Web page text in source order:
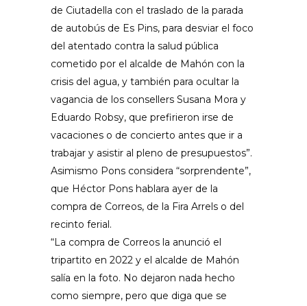
de Ciutadella con el traslado de la parada
de autobús de Es Pins, para desviar el foco
del atentado contra la salud pública
cometido por el alcalde de Mahón con la
crisis del agua, y también para ocultar la
vagancia de los consellers Susana Mora y
Eduardo Robsy, que prefirieron irse de
vacaciones o de concierto antes que ir a
trabajar y asistir al pleno de presupuestos”.
Asimismo Pons considera “sorprendente”,
que Héctor Pons hablara ayer de la
compra de Correos, de la Fira Arrels o del
recinto ferial.
“La compra de Correos la anunció el
tripartito en 2022 y el alcalde de Mahón
salía en la foto. No dejaron nada hecho
como siempre, pero que diga que se